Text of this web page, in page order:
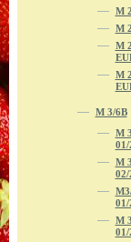
M
M
M
M
M 3/6B
M
01/
M
02/
01/
M
01/